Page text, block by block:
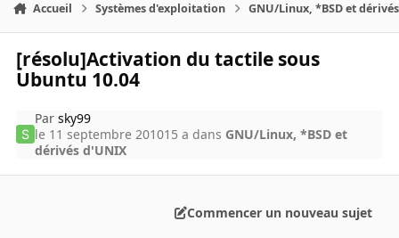
Accueil Systèmes d'exploitation GNU/Linux, *BSD et
[résolu]Activation du tactile sous
Ubuntu 10.04
Parsky99
le 11 septembre 201015 a dans GNU/Linux, *BSD et
dérivés d'UNIX
Commencer un nouveau sujet